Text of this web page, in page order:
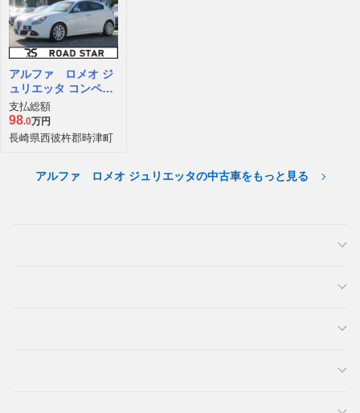
アルファ ロメオ ジ
ュリエッタ コンペテ
ィツォーネ
支払総額
98.0万円
長崎県西彼杵郡時津町
アルファ ロメオ ジュリエッタの中古車をもっと見る